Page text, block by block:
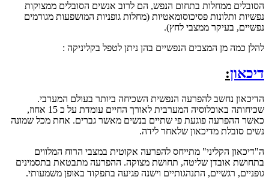
הסובלים ממחלות בתחום הנפש, הם לרוב אנשים הסובלים ממצוקות
נפשיות ותלונות פסיכוסומאטיות (מחלות גופניות המושפעות מגורמים
נפשיים, בעיקר ממצבי לחץ).
להלן כמה מן המצבים הנפשיים בהן ניתן לטפל בקליניקה :
דיכאון:
הדיכאון נחשב להפרעה הנפשית השכיחה ביותר בעולם המערבי.
שכיחותה באוכלוסיה המערבית לאורך החיים עומדת על כ 15 אחוז,
כאשר ההפרעה פוגעת פי שתיים בנשים מאשר גברים. אחת מכל שמונה
נשים סובלת מדיכאון שלאחר לידה.
ה"דיכאון הקליני" מתייחס להפרעה אקוטית במצבי הרוח המלווים
בתחושת אובדן שליטה, תחושת מצוקה. ההפרעה מתבטאת בתסמינים
גופניים, רגשיים, התנהגותיים וישנה פגיעה בתפקוד באופן משמעותי.